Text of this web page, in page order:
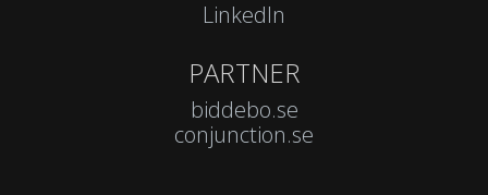
LinkedIn
PARTNER
biddebo.se
conjunction.se